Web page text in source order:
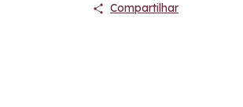
Compartilhar